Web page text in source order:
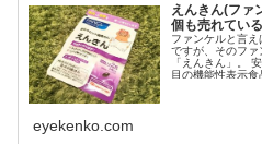
えんきん(ファ
個も売れてい
ファンケルと言
ですが、そのフ
「えんきん」。 安心安全であることはもちろん、日本初の
目の機能性表示
eyekenko.com